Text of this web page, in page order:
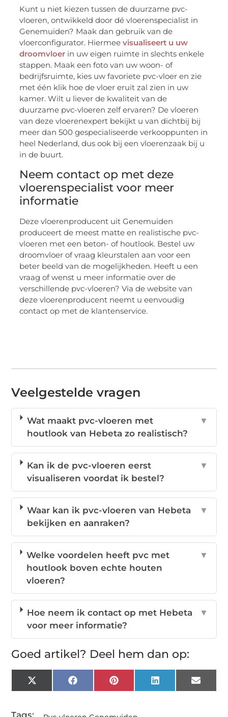
Kunt u niet kiezen tussen de duurzame pvc-
vloeren, ontwikkeld door dé vloerenspecialist in
Genemuiden? Maak dan gebruik van de
vloerconfigurator. Hiermeevisualiseert u uw
droomvloer in uw eigen ruimte in slechts enkele
stappen. Maak een foto van uw woon- of
bedrijfsruimte, kies uw favoriete pvc-vloer en zie
met één klik hoe de vloer eruit zal zien in uw
kamer. Wilt u liever de kwaliteit van de
duurzame pvc-vloeren zelf ervaren? De vloeren
van deze vloerenexpert bekijkt u van dichtbij bij
meer dan 500 gespecialiseerde verkooppunten in
heel Nederland, dus ook bij een vloerenzaak bij u
in de buurt.
Neem contact op met deze
vloerenspecialist voor meer
informatie
Deze vloerenproducent uit Genemuiden
produceert de meest matte en realistische pvc-
vloeren met een beton- of houtlook. Bestel uw
droomvloer of vraag kleurstalen aan voor een
beter beeld van de mogelijkheden. Heeft u een
vraag of wenst u meer informatie over de
verschillende pvc-vloeren? Via de website van
deze vloerenproducent neemt u eenvoudig
contact op met de klantenservice.
Veelgestelde vragen
Wat maakt pvc-vloeren met
houtlook van Hebeta zo realistisch?
▼
Kan ik de pvc-vloeren eerst
visualiseren voordat ik bestel?
▼
Waar kan ik pvc-vloeren van Hebeta
bekijken en aanraken?
▼
Welke voordelen heeft pvc met
houtlook boven echte houten
vloeren?
▼
Hoe neem ik contact op met Hebeta
voor meer informatie?
▼
Goed artikel? Deel hem dan op:
X
(Twitter)
FacebookPinterestLinkedInEmail